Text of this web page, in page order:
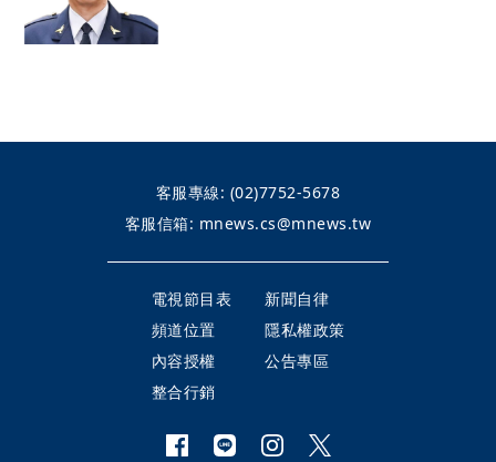
客服專線: (02)7752-5678
客服信箱: mnews.cs@mnews.tw
電視節目表
新聞自律
頻道位置
隱私權政策
內容授權
公告專區
整合行銷